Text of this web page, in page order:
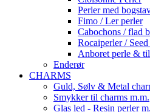
Perler med
Fimo / Ler perler
Cabochons / flad
Rocaiperler /
Anboret perle &
Enderør
CHARMS
Guld, Sølv & Metal
Smykker til charms m.m.
Glas led - Resin perler